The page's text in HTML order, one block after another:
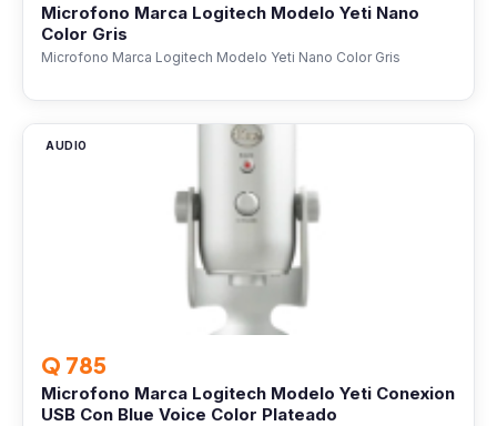
Microfono Marca Logitech Modelo Yeti Nano
Color Gris
Microfono Marca Logitech Modelo Yeti Nano Color Gris
AUDIO
Q 785
Microfono Marca Logitech Modelo Yeti Conexion
USB Con Blue Voice Color Plateado